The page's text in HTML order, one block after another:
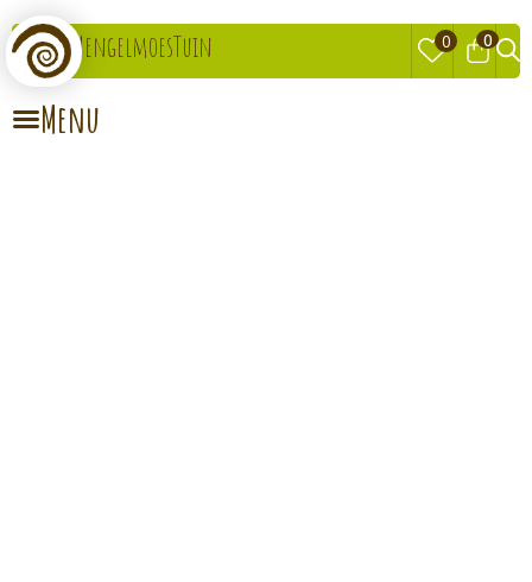
MengelmoesTuin 0 0